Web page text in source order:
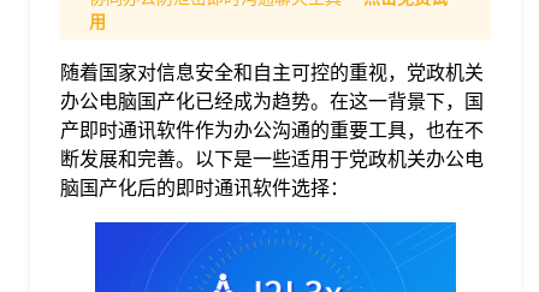
格
用
随着国家对信息安全和自主可控的重视，党政机关
办公电脑国产化已经成为趋势。在这一背景下，国
产即时通讯软件作为办公沟通的重要工具，也在不
断发展和完善。以下是一些适用于党政机关办公电
脑国产化后的即时通讯软件选择：